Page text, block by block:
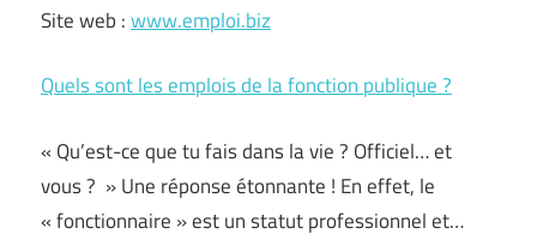
Site web :www.emploi.biz
Quels sont les emplois de la fonction publique ?
« Qu’est-ce que tu fais dans la vie ? Officiel… et
vous ? » Une réponse étonnante ! En effet, le
« fonctionnaire » est un statut professionnel et…